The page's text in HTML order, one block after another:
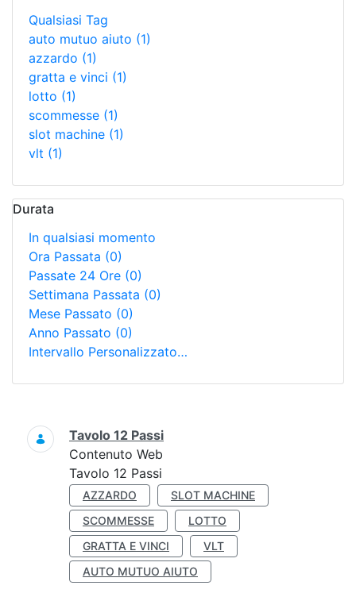
Qualsiasi Tag
auto mutuo aiuto (1)
azzardo (1)
gratta e vinci (1)
lotto (1)
scommesse (1)
slot machine (1)
vlt (1)
Durata
In qualsiasi momento
Ora Passata (0)
Passate 24 Ore (0)
Settimana Passata (0)
Mese Passato (0)
Anno Passato (0)
Intervallo Personalizzato…
Ricerca
Tavolo 12 Passi
Contenuto Web
Tavolo 12 Passi
AZZARDO
SLOT MACHINE
SCOMMESSE
LOTTO
GRATTA E VINCI
VLT
AUTO MUTUO AIUTO